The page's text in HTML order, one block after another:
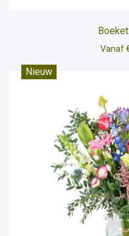
Vanaf
Nieuw